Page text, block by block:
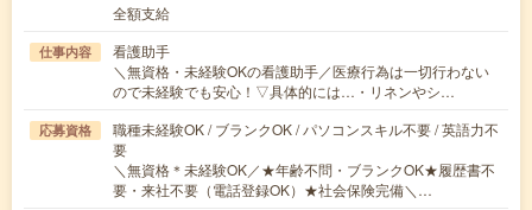
全額支給
仕事内容
看護助手
＼無資格・未経験OKの看護助手／医療行為は一切行わない
ので未経験でも安心！▽具体的には…・リネンやシ…
応募資格
職種未経験OK / ブランクOK / パソコンスキル不要 / 英語力不
要
＼無資格＊未経験OK／★年齢不問・ブランクOK★履歴書不
要・来社不要（電話登録OK）★社会保険完備＼…